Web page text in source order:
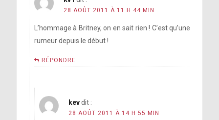
28 AOÛT 2011 À 11 H 44 MIN
L’hommage à Britney, on en sait rien ! C’est qu’une
rumeur depuis le début !
RÉPONDRE
kevdit :
28 AOÛT 2011 À 14 H 55 MIN